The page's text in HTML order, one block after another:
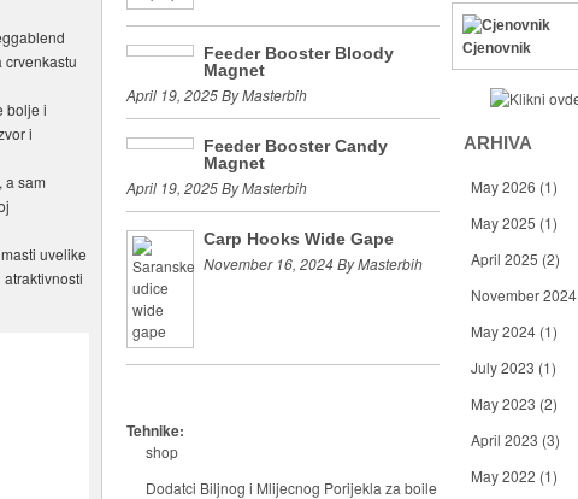
bolje i
i
a sam
uvelike
Feeder Booster Bloody
Magnet
April 19, 2025 By Masterbih
Feeder Booster Candy
Magnet
April 19, 2025 By Masterbih
Carp Hooks Wide Gape
November 16, 2024 By Masterbih
Tehnike:
shop
Dodatci Biljnog i Mlijecnog Porijekla za boile
Cjenovnik
ARHIVA
May 2026 (1)
May 2025 (1)
April 2025 (2)
November 2024
May 2024 (1)
July 2023 (1)
May 2023 (2)
April 2023 (3)
May 2022 (1)